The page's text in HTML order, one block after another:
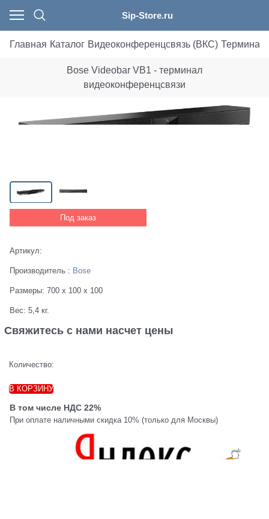
Sip-Store.ru
Главная Каталог Видеоконференцсвязь (ВКС)
Bose Videobar VB1 - терминал
видеоконференцсвязи
Под заказ
Артикул:
Производитель : Bose
Размеры: 700 x 100 x 100
Вес: 5,4 кг.
Свяжитесь с нами насчет цены
Количество:
В КОРЗИНУ
В том числе НДС 22%
При оплате наличными скидка 10% (только для Москвы)